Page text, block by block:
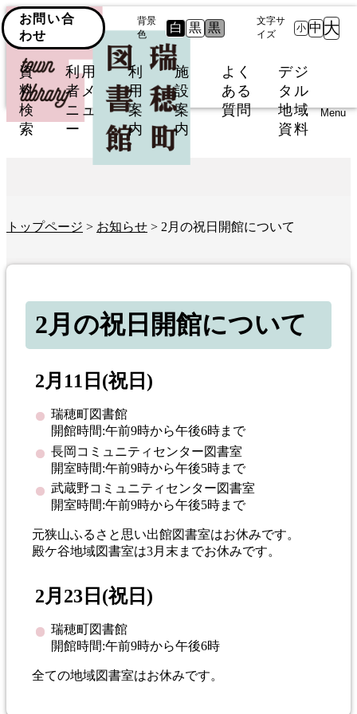
お問い合
わせ
背景
色
白 黒 黒
文字サ
イズ
小 中 大
資
料
検
索
利用
者メ
ニュ
ー
利
用
案
内
施
設
案
内
よく
ある
質問
デジ
タル
地域
資料
Menu
トップページ > お知らせ > 2月の祝日開館について
2月の祝日開館について
2月11日(祝日)
瑞穂町図書館
開館時間:午前9時から午後6時まで
長岡コミュニティセンター図書室
開室時間:午前9時から午後5時まで
武蔵野コミュニティセンター図書室
開室時間:午前9時から午後5時まで
元狭山ふるさと思い出館図書室はお休みです。
殿ケ谷地域図書室は3月末までお休みです。
2月23日(祝日)
瑞穂町図書館
開館時間:午前9時から午後6時
全ての地域図書室はお休みです。